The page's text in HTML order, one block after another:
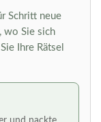
Schritt neue
wo Sie sich
Ihre Rätsel